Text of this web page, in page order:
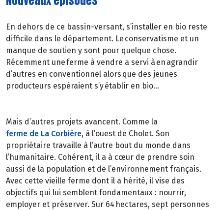
En dehors de ce bassin-versant, s’installer en bio reste
difficile dans le département. Le conservatisme et un
manque de soutien y sont pour quelque chose.
Récemment une ferme à vendre a servi à en agrandir
d’autres en conventionnel alors que des jeunes
producteurs espéraient s’y établir en bio…
Mais d’autres projets avancent. Comme la
ferme de La Corbière, à l’ouest de Cholet. Son
propriétaire travaille à l’autre bout du monde dans
l’humanitaire. Cohérent, il a à cœur de prendre soin
aussi de la population et de l’environnement français.
Avec cette vieille ferme dont il a hérité, il vise des
objectifs qui lui semblent fondamentaux : nourrir,
employer et préserver. Sur 64 hectares, sept personnes